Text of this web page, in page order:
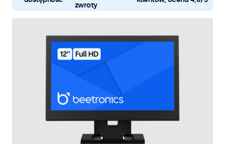
zwroty